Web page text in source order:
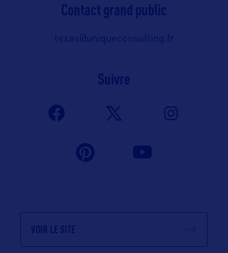
Contact grand public
texas@uniqueconsulting.fr
Suivre
VOIR LE SITE